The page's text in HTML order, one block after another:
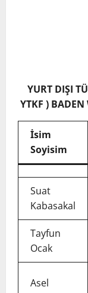
YURT DIŞI
YTKF ) BADEN
İsim
Soyisim
Suat
Kabasakal
Tayfun
Ocak
Asel